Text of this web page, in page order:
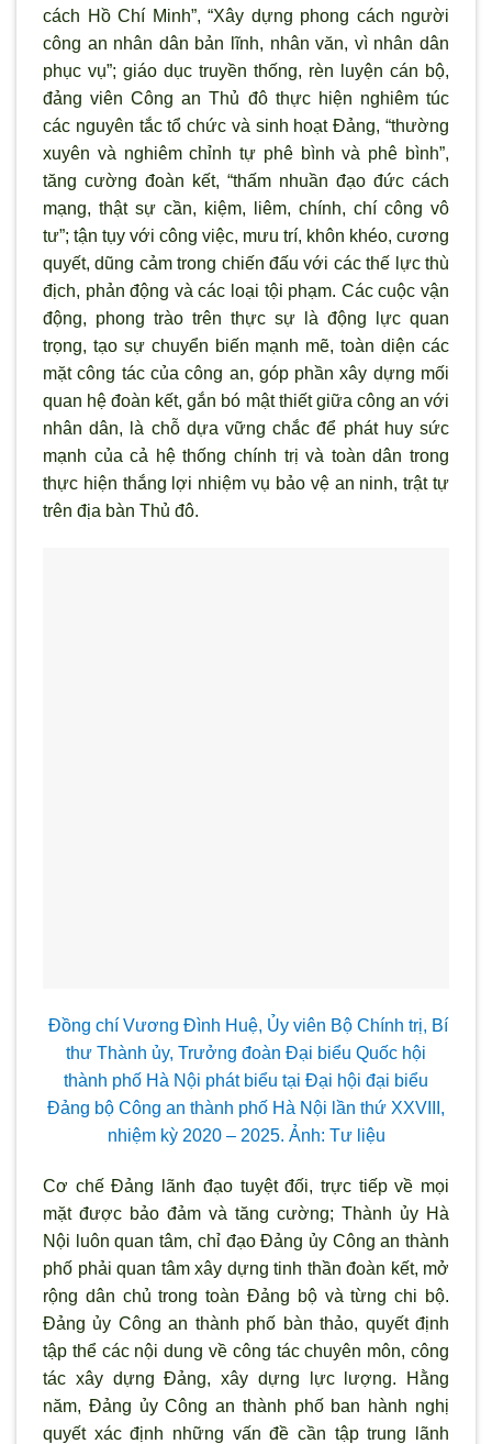
cách Hồ Chí Minh”, “Xây dựng phong cách người
công an nhân dân bản lĩnh, nhân văn, vì nhân dân
phục vụ”; giáo dục truyền thống, rèn luyện cán bộ,
đảng viên Công an Thủ đô thực hiện nghiêm túc
các nguyên tắc tổ chức và sinh hoạt Đảng, “thường
xuyên và nghiêm chỉnh tự phê bình và phê bình”,
tăng cường đoàn kết, “thấm nhuần đạo đức cách
mạng, thật sự cần, kiệm, liêm, chính, chí công vô
tư”; tận tụy với công việc, mưu trí, khôn khéo, cương
quyết, dũng cảm trong chiến đấu với các thế lực thù
địch, phản động và các loại tội phạm. Các cuộc vận
động, phong trào trên thực sự là động lực quan
trọng, tạo sự chuyển biến mạnh mẽ, toàn diện các
mặt công tác của công an, góp phần xây dựng mối
quan hệ đoàn kết, gắn bó mật thiết giữa công an với
nhân dân, là chỗ dựa vững chắc để phát huy sức
mạnh của cả hệ thống chính trị và toàn dân trong
thực hiện thắng lợi nhiệm vụ bảo vệ an ninh, trật tự
trên địa bàn Thủ đô.
Đồng chí Vương Đình Huệ, Ủy viên Bộ Chính trị, Bí
thư Thành ủy, Trưởng đoàn Đại biểu Quốc hội
thành phố Hà Nội phát biểu tại Đại hội đại biểu
Đảng bộ Công an thành phố Hà Nội lần thứ XXVIII,
nhiệm kỳ 2020 – 2025. Ảnh: Tư liệu
Cơ chế Đảng lãnh đạo tuyệt đối, trực tiếp về mọi
mặt được bảo đảm và tăng cường; Thành ủy Hà
Nội luôn quan tâm, chỉ đạo Đảng ủy Công an thành
phố phải quan tâm xây dựng tinh thần đoàn kết, mở
rộng dân chủ trong toàn Đảng bộ và từng chi bộ.
Đảng ủy Công an thành phố bàn thảo, quyết định
tập thể các nội dung về công tác chuyên môn, công
tác xây dựng Đảng, xây dựng lực lượng. Hằng
năm, Đảng ủy Công an thành phố ban hành nghị
quyết xác định những vấn đề cần tập trung lãnh